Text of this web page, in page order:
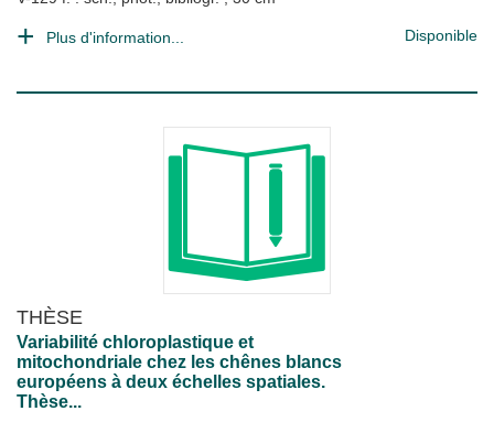
Plus d'information... Disponible
THÈSE
Variabilité chloroplastique et
mitochondriale chez les chênes blancs
européens à deux échelles spatiales.
Thèse...